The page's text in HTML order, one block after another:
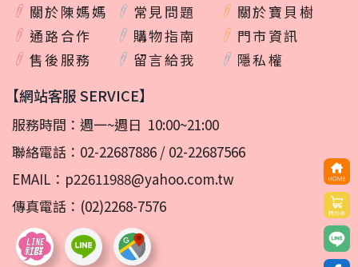
關於陳媽媽 常見問題
關於寶貝樹
通路合作
購物指南
門市資訊
售後服務
留言給我 隱私權
【網站客服 SERVICE】
服務時間：週一~週日 10:00~21:00
聯絡電話： 02-22687886 / 02-22687566
EMAIL： p22611988@yahoo.com.tw
傳真電話：(02)2268-7576